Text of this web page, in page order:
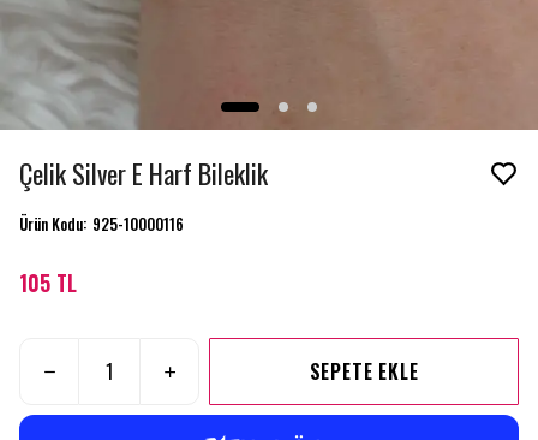
Çelik Silver E Harf Bileklik
Ürün Kodu: 925-10000116
105 TL
SEPETE EKLE